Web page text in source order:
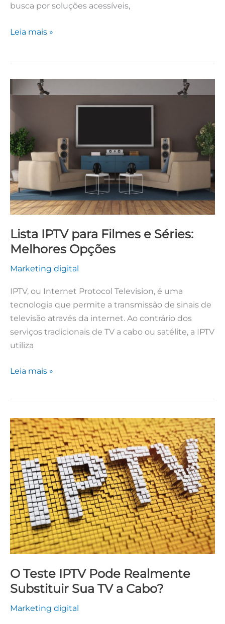
busca por soluções acessíveis,
Leia mais »
Lista IPTV para Filmes e Séries:
Melhores Opções
Marketing digital
IPTV, ou Internet Protocol Television, é uma
tecnologia que permite a transmissão de sinais de
televisão através da internet. Ao contrário dos
serviços tradicionais de TV a cabo ou satélite, a IPTV
utiliza
IPTV
para
Filmes
e
Séries:
Melhores
Opções
Leia mais »
O Teste IPTV Pode Realmente
Substituir Sua TV a Cabo?
Marketing digital
O
Teste
IPTV
Pode
Realmente
Substituir
Sua
TV
a
Cabo?